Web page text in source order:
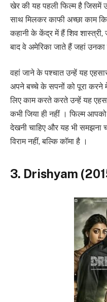
खेर की यह पहली फिल्म है जिसमें
साथ मिलकर काफी अच्छा काम
कहानी के केंद्र में हैं शिव शास्त्री,
बाद वे अमेरिका जाते हैं जहां उनका
वहां जाने के पश्चात उन्हें यह
अपने बच्चे के सपनों को पूरा करने में
लिए काम करते करते उन्हें यह
कभी जिया ही नहीं । फिल्म
देखनी चाहिए और यह भी समझना
विराम नहीं, बल्कि कॉमा है ।
3. Drishyam